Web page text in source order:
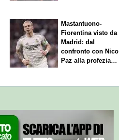
Mastantuono-
Fiorentina visto da
Madrid: dal
confronto con Nico
Paz alla profezia